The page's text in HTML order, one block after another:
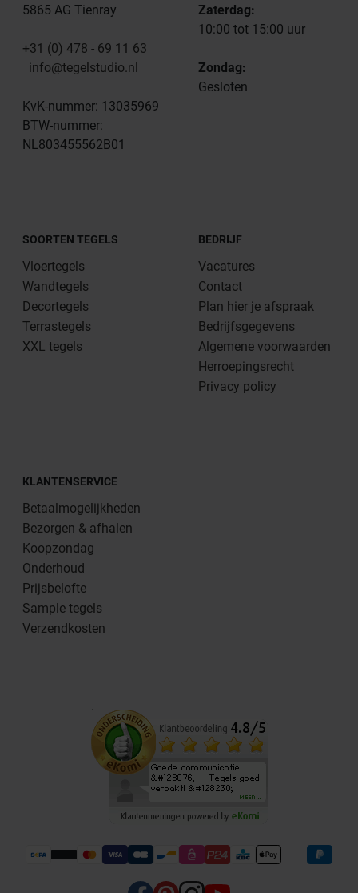
5865 AG Tienray
+31 (0) 478 - 69 11 63
info@tegelstudio.nl
KvK-nummer: 13035969
BTW-nummer:
NL803455562B01
Zaterdag:
10:00 tot 15:00 uur
Zondag:
Gesloten
SOORTEN TEGELS
Vloertegels
Wandtegels
Decortegels
Terrastegels
XXL tegels
BEDRIJF
Vacatures
Contact
Plan hier je afspraak
Bedrijfsgegevens
Algemene voorwaarden
Herroepingsrecht
Privacy policy
KLANTENSERVICE
Betaalmogelijkheden
Bezorgen & afhalen
Koopzondag
Onderhoud
Prijsbelofte
Sample tegels
Verzendkosten